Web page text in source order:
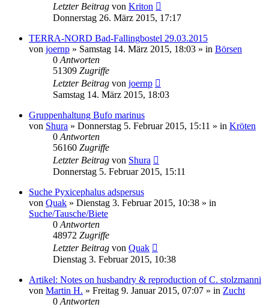
Letzter Beitrag von Kriton
Donnerstag 26. März 2015, 17:17
TERRA-NORD Bad-Fallingbostel 29.03.2015
von joernp » Samstag 14. März 2015, 18:03 » in Börsen
0 Antworten
51309 Zugriffe
Letzter Beitrag von joernp
Samstag 14. März 2015, 18:03
Gruppenhaltung Bufo marinus
von Shura » Donnerstag 5. Februar 2015, 15:11 » in Kröten
0 Antworten
56160 Zugriffe
Letzter Beitrag von Shura
Donnerstag 5. Februar 2015, 15:11
Suche Pyxicephalus adspersus
von Quak » Dienstag 3. Februar 2015, 10:38 » in
Suche/Tausche/Biete
0 Antworten
48972 Zugriffe
Letzter Beitrag von Quak
Dienstag 3. Februar 2015, 10:38
Artikel: Notes on husbandry & reproduction of C. stolzmanni
von Martin H. » Freitag 9. Januar 2015, 07:07 » in Zucht
0 Antworten